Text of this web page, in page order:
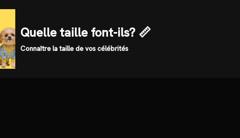
Quelle taille font-ils? 📏
Connaître la taille de vos célébrités